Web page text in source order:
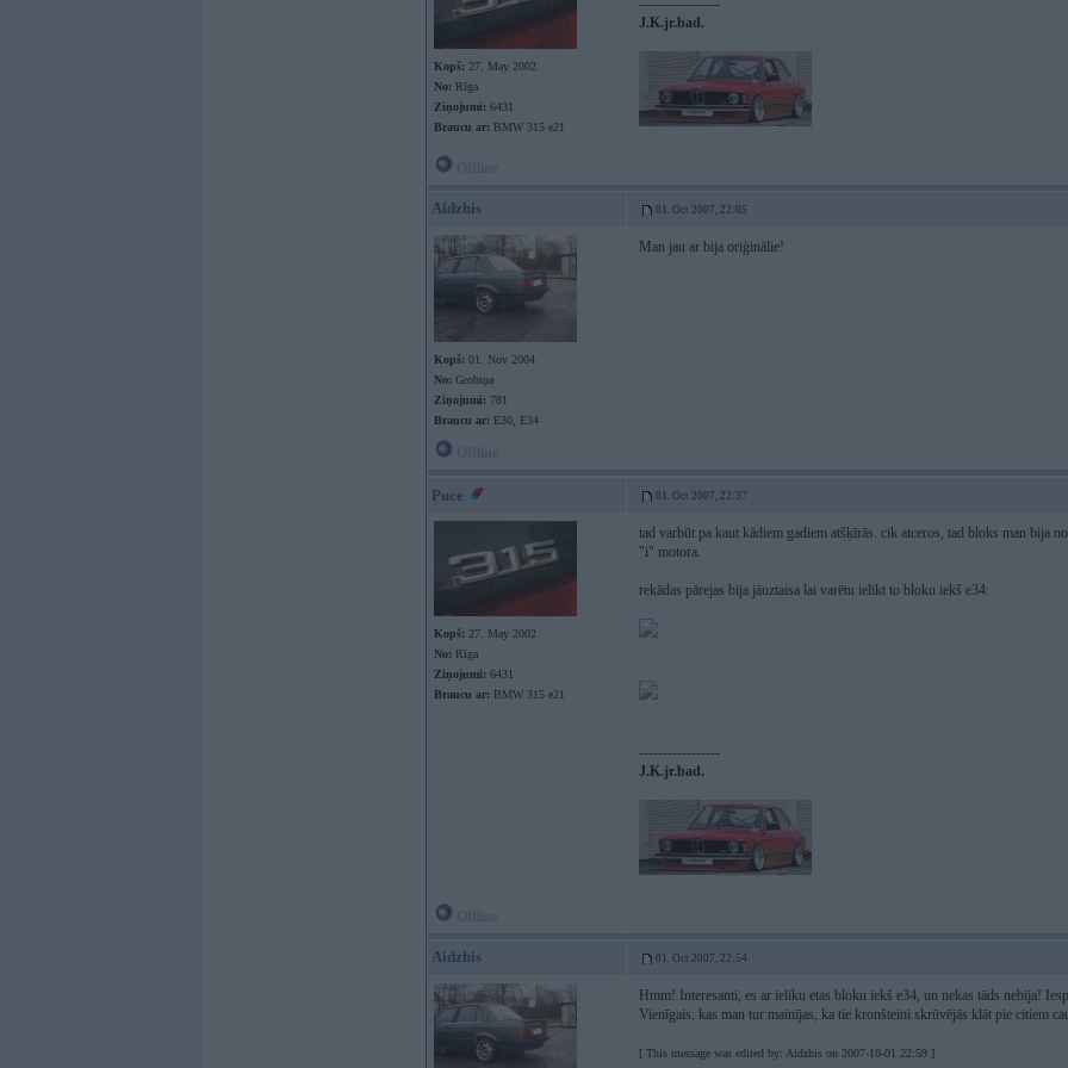
Kopš: 27. May 2002
No: Rīga
Ziņojumi: 6431
Braucu ar: BMW 315 e21
-----------------
J.K.jr.bad.
Aidzhis 01. Oct 2007, 22:05
Kopš: 01. Nov 2004
No: Grobiņa
Ziņojumi: 781
Braucu ar: E30, E34
Man jau ar bija oriģinālie!
Puce 01. Oct 2007, 22:37
Kopš: 27. May 2002
No: Rīga
Ziņojumi: 6431
Braucu ar: BMW 315 e21
tad varbūt pa kaut kādiem gadiem atšķīrās. cik atceros, tad bloks man bija
"i" motora.
rekādas pārejas bija jāuztaisa lai varētu ielikt to bloku iekš e34:
-----------------
J.K.jr.bad.
Aidzhis 01. Oct 2007, 22:54
Hmm! Interesanti, es ar ieliku etas bloku iekš e34, un nekas tāds nebija!
Vienīgais, kas man tur mainījas, ka tie kronšteini skrūvējās klāt pie citiem
[ This message was edited by: Aidzhis on 2007-10-01 22:59 ]